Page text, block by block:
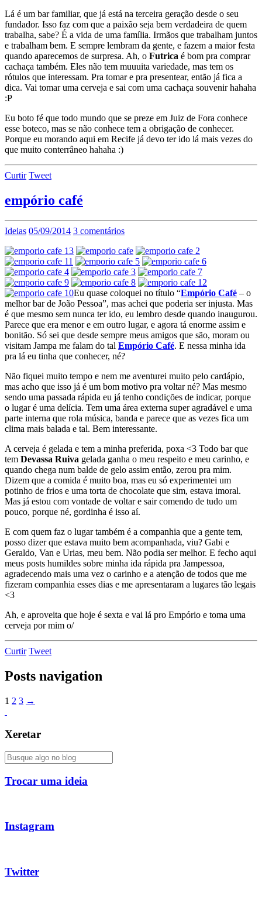
Lá é um bar familiar, que já está na terceira geração desde o seu
fundador. Isso faz com que a paixão seja bem verdadeira de quem
trabalha, sabe? É a vida de uma família. Irmãos que trabalham juntos
e trabalham bem. E sempre lembram da gente, e fazem a maior festa
quando aparecemos de surpresa. Ah, o Futrica é bom pra comprar
cachaça também. Eles não tem muuuita variedade, mas tem os
rótulos que interessam. Pra tomar e pra presentear, então já fica a
dica. Vai tomar uma cerveja e sai com uma cachaça souvenir hahaha
:P
Eu boto fé que todo mundo que se preze em Juiz de Fora conhece
esse boteco, mas se não conhece tem a obrigação de conhecer.
Porque eu morando aqui em Recife já devo ter ido lá mais vezes do
que muito conterrâneo hahaha :)
Curtir Tweet
empório café
Ideias 05/09/2014 3 comentários
Eu quase coloquei no título “Empório Café – o
melhor bar de João Pessoa”, mas achei que poderia ser injusta. Mas
é que mesmo sem nunca ter ido, eu lembro desde quando inaugurou.
Parece que era menor e em outro lugar, e agora tá enorme assim e
bonitão. Só sei que desde sempre meus amigos que são, moram ou
visitam Jampa me falam do tal Empório Café. E nessa minha ida
pra lá eu tinha que conhecer, né?
Não fiquei muito tempo e nem me aventurei muito pelo cardápio,
mas acho que isso já é um bom motivo pra voltar né? Mas mesmo
sendo uma passada rápida eu já tenho condições de indicar, porque
o lugar é uma delícia. Tem uma área externa super agradável e uma
parte interna que rola música, banda e parece que as vezes fica um
clima mais balada e tal. Bem interessante.
A cerveja é gelada e tem a minha preferida, poxa <3 Todo bar que
tem Devassa Ruiva gelada ganha o meu respeito e meu carinho, e
quando chega num balde de gelo assim então, zerou pra mim.
Dizem que a comida é muito boa, mas eu só experimentei um
potinho de frios e uma torta de chocolate que sim, estava imoral.
Mas já estou com vontade de voltar e sair comendo de tudo um
pouco, porque né, gordinha é isso aí.
E com quem faz o lugar também é a companhia que a gente tem,
posso dizer que estava muito bem acompanhada, viu? Gabi e
Geraldo, Van e Urias, meu bem. Não podia ser melhor. E fecho aqui
meus posts humildes sobre minha ida rápida pra Jampessoa,
agradecendo mais uma vez o carinho e a atenção de todos que me
fizeram companhia esses dias e me apresentaram a lugares tão legais
<3
Ah, e aproveita que hoje é sexta e vai lá pro Empório e toma uma
cerveja por mim o/
Curtir Tweet
Posts navigation
1 2 3 →
Xeretar
Trocar uma ideia
Instagram
Twitter